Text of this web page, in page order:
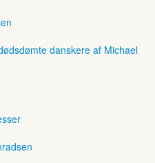
danskere af Michael